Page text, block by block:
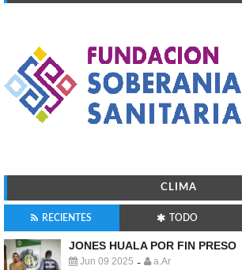
CLIMA
RECIENTES TODO
JONES HUALA POR FIN PRESO
Jun 09 2025 - a.Ar